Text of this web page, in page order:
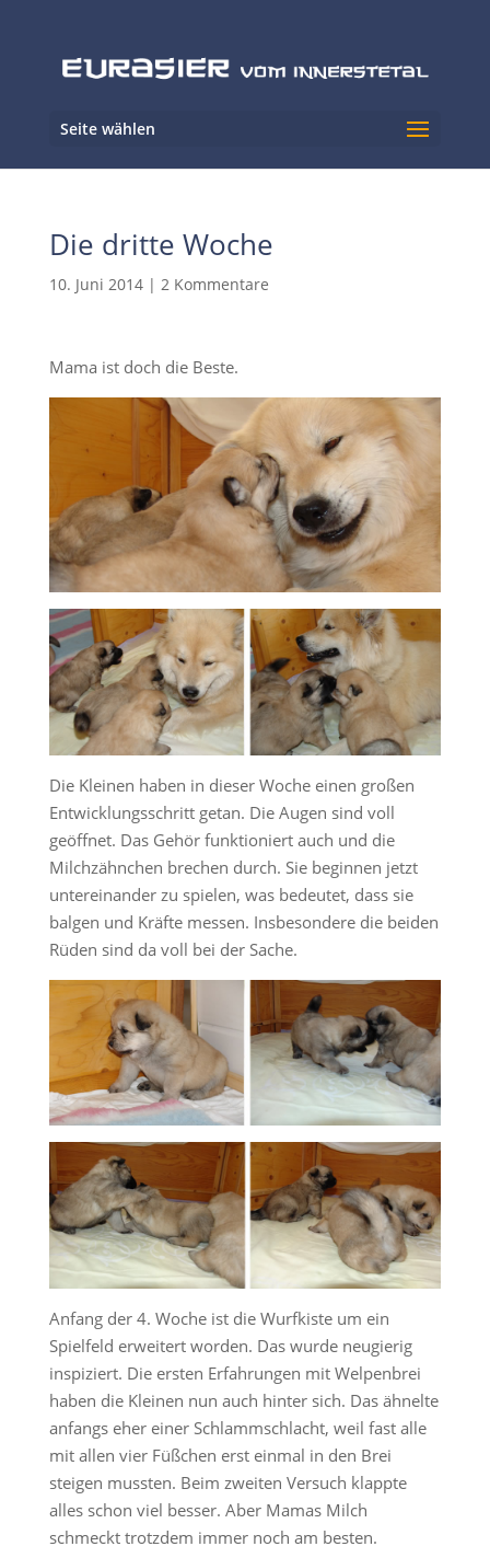
Seite wählen
Die dritte Woche
10. Juni 2014| 2 Kommentare
Mama ist doch die Beste.
Die Kleinen haben in dieser Woche einen großen
Entwicklungsschritt getan. Die Augen sind voll
geöffnet. Das Gehör funktioniert auch und die
Milchzähnchen brechen durch. Sie beginnen jetzt
untereinander zu spielen, was bedeutet, dass sie
balgen und Kräfte messen. Insbesondere die beiden
Rüden sind da voll bei der Sache.
Anfang der 4. Woche ist die Wurfkiste um ein
Spielfeld erweitert worden. Das wurde neugierig
inspiziert. Die ersten Erfahrungen mit Welpenbrei
haben die Kleinen nun auch hinter sich. Das ähnelte
anfangs eher einer Schlammschlacht, weil fast alle
mit allen vier Füßchen erst einmal in den Brei
steigen mussten. Beim zweiten Versuch klappte
alles schon viel besser. Aber Mamas Milch
schmeckt trotzdem immer noch am besten.